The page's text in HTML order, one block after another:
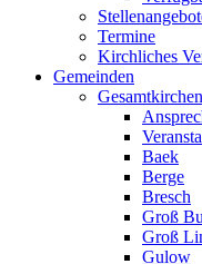
Termine
Kirchliches
Gemeinden
Baek
Berge
Bresch
Groß
Groß
Gulow